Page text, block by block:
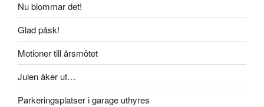
Nu blommar det!
Glad påsk!
Motioner till årsmötet
Julen åker ut…
Parkeringsplatser i garage uthyres